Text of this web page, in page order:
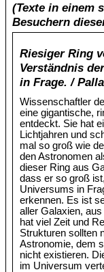
(Texte in einem
Besuchern
Riesiger Ring
Verständnis
in Frage. /
Wissenschaftler
eine gigantische,
entdeckt. Sie hat
Lichtjahren und
mal so groß wie
den Astronomen
dieser Ring aus
dass er so groß
Universums in
erkennen. Es ist
aller Galaxien,
hat viel Zeit und
Strukturen sollten
Astronomie, dem
nicht existieren.
im Universum